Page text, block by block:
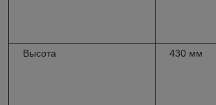
Высота 430 мм